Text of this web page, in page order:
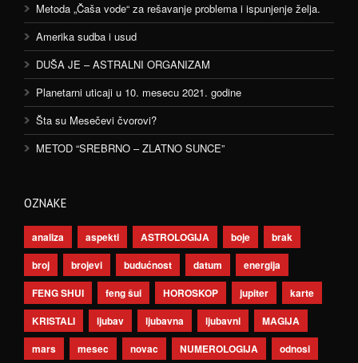
Metoda „Čaša vode“ za rešavanje problema i ispunjenje želja.
Amerika sudba i usud
DUŠA JE – ASTRALNI ORGANIZAM
Planetarni uticaji u 10. mesecu 2021. godine
Šta su Mesečevi čvorovi?
METOD “SREBRNO – ZLATNO SUNCE”
OZNAKE
analiza aspekti ASTROLOGIJA boje
brak
broj
brojevi budućnost datum
energija
FENG SHUI
feng šui HOROSKOP jupiter
karte
KRISTALI
ljubav ljubavna ljubavni
MAGIJA
mars
mesec novac NUMEROLOGIJA odnosi